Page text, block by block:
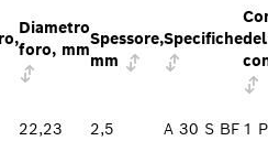
Diametro
foro, mm
Spessore,
mm
Specifiche
22,23 2,5 A 30 S BF 1